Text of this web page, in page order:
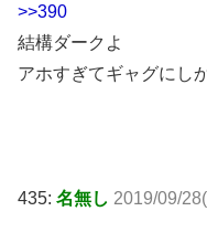
>>390
結構ダークよ
アホすぎてギャグにし
435: 名無し 2019/09/